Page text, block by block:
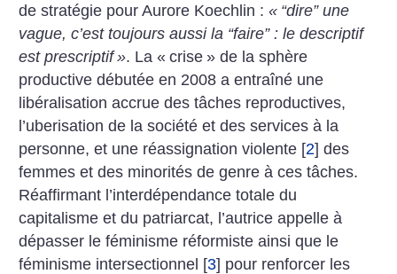
de stratégie pour Aurore Koechlin :« “dire” une
vague, c’est toujours aussi la “faire” : le descriptif
est prescriptif ». La « crise » de la sphère
productive débutée en 2008 a entraîné une
libéralisation accrue des tâches reproductives,
l’uberisation de la société et des services à la
personne, et une réassignation violente [2] des
femmes et des minorités de genre à ces tâches.
Réaffirmant l’interdépendance totale du
capitalisme et du patriarcat, l’autrice appelle à
dépasser le féminisme réformiste ainsi que le
féminisme intersectionnel [3] pour renforcer les